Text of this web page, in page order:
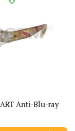
Anti-Blu-ray